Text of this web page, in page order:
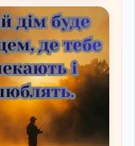
листівка з Днем
для сонечка
й теплими